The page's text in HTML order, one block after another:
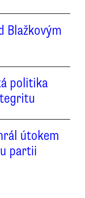
Blažkovým
politika
útokem
partii